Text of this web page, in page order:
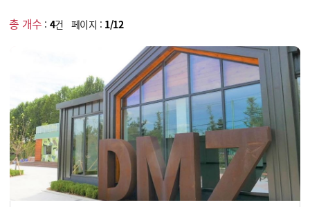
총 개수 : 4건 페이지 : 1/12